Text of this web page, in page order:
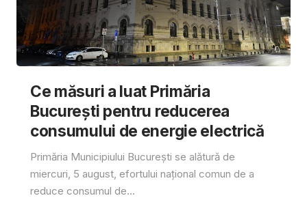
Ce măsuri a luat Primăria
București pentru reducerea
consumului de energie electrică
Primăria Municipiului București se alătură de
miercuri, 5 august, efortului național comun de a
reduce consumul de...